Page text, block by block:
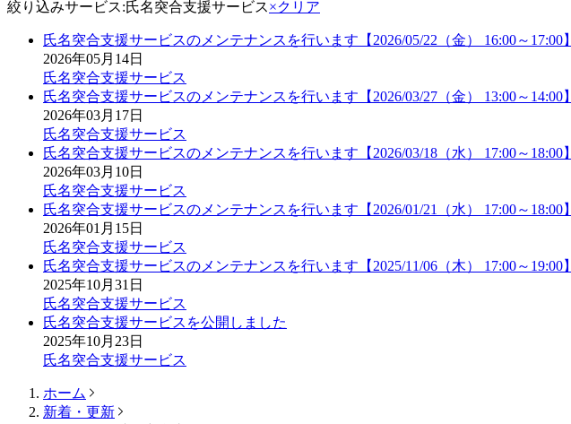
絞り込みサービス:氏名突合支援サービス×クリア
氏名突合支援サービスのメンテナンスを行います【2026/05/22（金） 16:00～17:00】
2026年05月14日
氏名突合支援サービス
氏名突合支援サービスのメンテナンスを行います【2026/03/27（金） 13:00～14:00】
2026年03月17日
氏名突合支援サービス
氏名突合支援サービスのメンテナンスを行います【2026/03/18（水） 17:00～18:00】
2026年03月10日
氏名突合支援サービス
氏名突合支援サービスのメンテナンスを行います【2026/01/21（水） 17:00～18:00】
2026年01月15日
氏名突合支援サービス
氏名突合支援サービスのメンテナンスを行います【2025/11/06（木） 17:00～19:00】
2025年10月31日
氏名突合支援サービス
氏名突合支援サービスを公開しました
2025年10月23日
氏名突合支援サービス
ホーム
新着・更新